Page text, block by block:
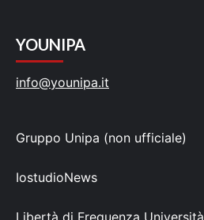
YOUNIPA
info@younipa.it
Gruppo Unipa (non ufficiale)
IostudioNews
Libertà di Frequenza Università